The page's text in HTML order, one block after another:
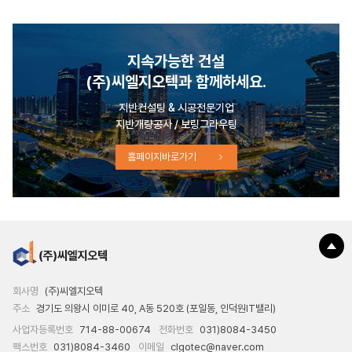
지속가능한 건설
(주)씨엘지오텍과 함께하세요.
지반컨설팅 & 시공전문기업
지반개량공사 / 보링그라우팅
홈페이지바로가기
회사명
(주)씨엘지오텍
주소 경기도 의왕시 이미로 40, A동 520호 (포일동, 인덕원IT밸리)
사업자등록번호
714-88-00674 전화번호
031)8084-3450
팩스번호
031)8084-3460 이메일 clgotec@naver.com